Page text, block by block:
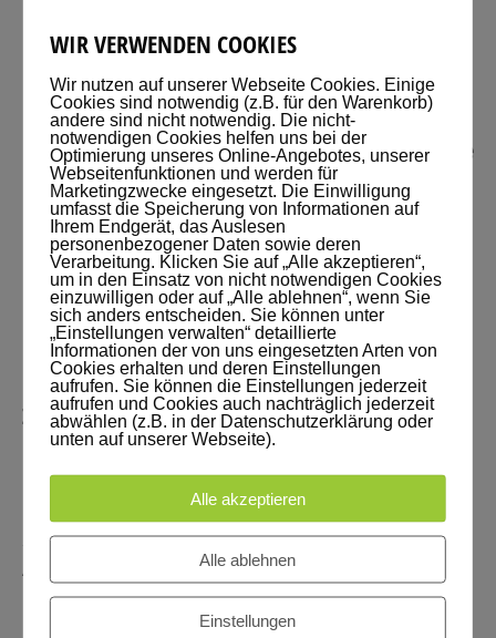
Zurück zur vorherigen Episode
Zur nächsten Episode
WARUM EIN PODCAST?
Ein weiterer Kanal zum Lernen wird aufgemacht. In unseren
Seminaren favorisieren wir denvisuellen Lernkanal.Er ist der mit
Abstand mächtigste. Aber wir sind auch immer darauf bedacht, beim
Lernen und Informieren immer mehrere Lernkanäle zu aktivieren.
Ein Podcast ist zwar hauptsächlich für die Ohren gedacht, aber er hat
WIR VERWENDEN COOKIES
Wir nutzen auf unserer Webseite Cookies. Einige
Cookies sind notwendig (z.B. für den Warenkorb)
andere sind nicht notwendig. Die nicht-
notwendigen Cookies helfen uns bei der
Optimierung unseres Online-Angebotes, unserer
Webseitenfunktionen und werden für
Marketingzwecke eingesetzt. Die Einwilligung
umfasst die Speicherung von Informationen auf
Ihrem Endgerät, das Auslesen
personenbezogener Daten sowie deren
Verarbeitung. Klicken Sie auf „Alle akzeptieren“,
um in den Einsatz von nicht notwendigen Cookies
einzuwilligen oder auf „Alle ablehnen“, wenn Sie
sich anders entscheiden. Sie können unter
„Einstellungen verwalten“ detaillierte
Informationen der von uns eingesetzten Arten von
Cookies erhalten und deren Einstellungen
aufrufen. Sie können die Einstellungen jederzeit
aufrufen und Cookies auch nachträglich jederzeit
abwählen (z.B. in der Datenschutzerklärung oder
unten auf unserer Webseite).
Alle akzeptieren
Alle ablehnen
Einstellungen